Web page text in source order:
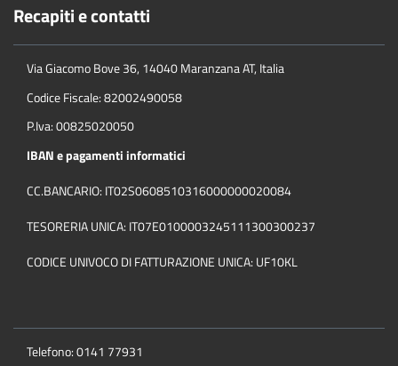
Recapiti e contatti
Via Giacomo Bove 36, 14040 Maranzana AT, Italia
Codice Fiscale: 82002490058
P.Iva: 00825020050
IBAN e pagamenti informatici
CC.BANCARIO: IT02S0608510316000000020084
TESORERIA UNICA: IT07E0100003245111300300237
CODICE UNIVOCO DI FATTURAZIONE UNICA: UF10KL
Telefono: 0141 77931